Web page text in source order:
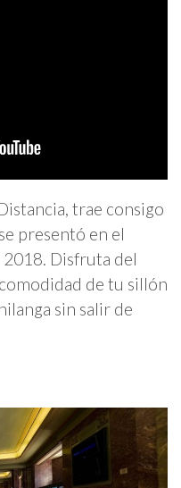
trae consigo
presentó en el
2018. Disfruta del
de tu sillón
sin salir de